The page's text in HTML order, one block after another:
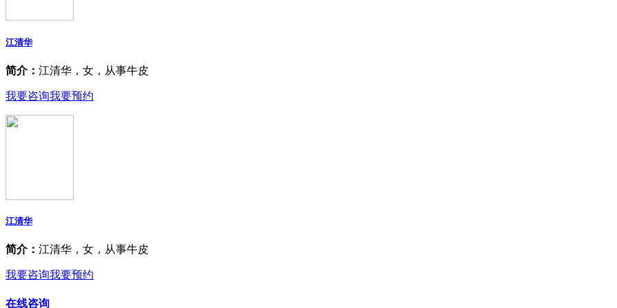
江清华
简介： 江清华，女，从事牛皮
我要咨询我要预约
江清华
简介： 江清华，女，从事牛皮
我要咨询我要预约
在线咨询